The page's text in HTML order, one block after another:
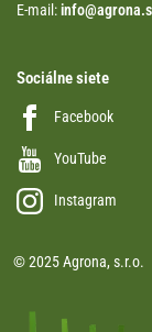
E-mail:
Sociálne siete
Facebook
YouTube
Instagram
© 2025 Agrona, s.r.o.